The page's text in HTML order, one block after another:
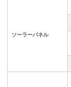
ソーラーパネル